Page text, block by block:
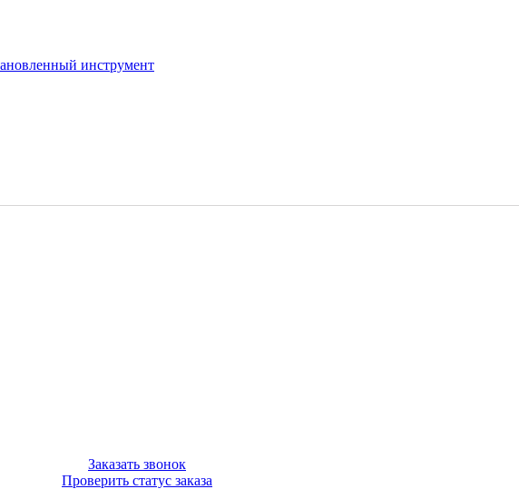
инструмент
Заказать звонок
Проверить статус заказа